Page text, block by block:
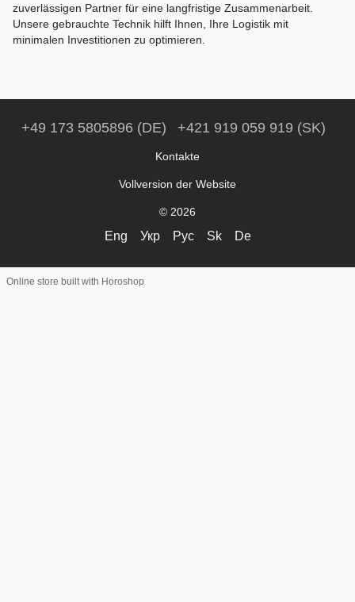
zuverlässigen Partner für eine langfristige Zusammenarbeit.
Unsere gebrauchte Technik hilft Ihnen, Ihre Logistik mit
minimalen Investitionen zu optimieren.
+49 173 5805896 (DE) +421 919 059 919 (SK)
Kontakte
Vollversion der Website
© 2026
Eng Укр Рус Sk De
Online store built with Horoshop